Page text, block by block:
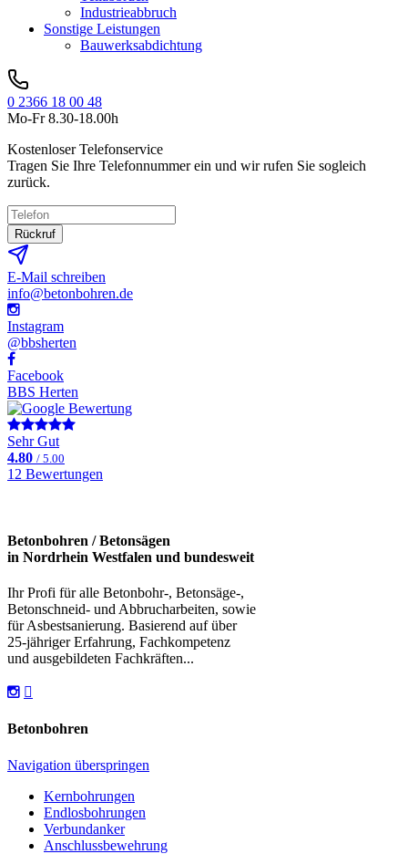
Industrieabbruch
Sonstige Leistungen
Bauwerksabdichtung
0 2366 18 00 48
Mo-Fr 8.30-18.00h
Kostenloser Telefonservice
Tragen Sie Ihre Telefonnummer ein und wir rufen Sie sogleich
zurück.
Rückruf
E-Mail schreiben
info@betonbohren.de
Instagram
@bbsherten
Facebook
BBS Herten
Sehr Gut
4.80 / 5.00
12 Bewertungen
Betonbohren / Betonsägen
in Nordrhein Westfalen und bundesweit
Ihr Profi für alle Betonbohr-, Betonsäge-,
Betonschneid- und Abbrucharbeiten, sowie
für Asbestsanierung. Basierend auf über
25-jähriger Erfahrung, Fachkompetenz
und ausgebildeten Fachkräften...
Betonbohren
Navigation überspringen
Kernbohrungen
Endlosbohrungen
Verbundanker
Anschlussbewehrung